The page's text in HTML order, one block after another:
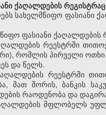
ქაღალდების
სახელმწიფო
ფასიანი ქაღალდების
რეესტრში
რომლის პირველი
და წელს.
რეესტრში
მათ შორის, ბანკის
რაოდენობა და
მფლობელს